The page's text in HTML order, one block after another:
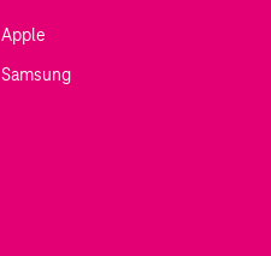
Apple
Samsung